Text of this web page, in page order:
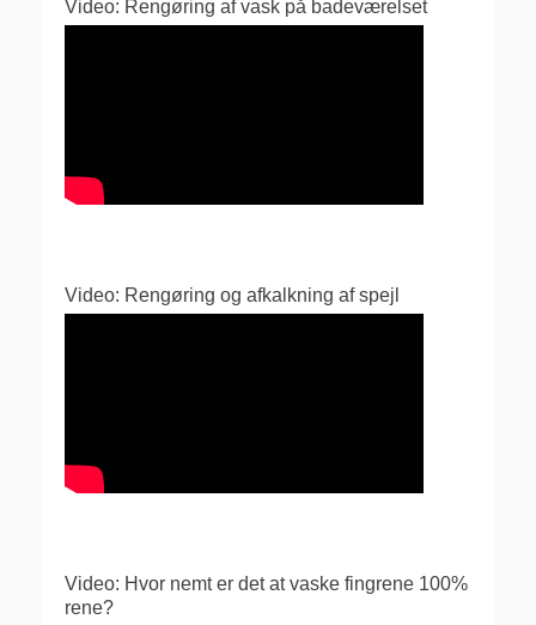
Video: Rengøring af vask på badeværelset
Video: Rengøring og afkalkning af spejl
Video: Hvor nemt er det at vaske fingrene 100%
rene?